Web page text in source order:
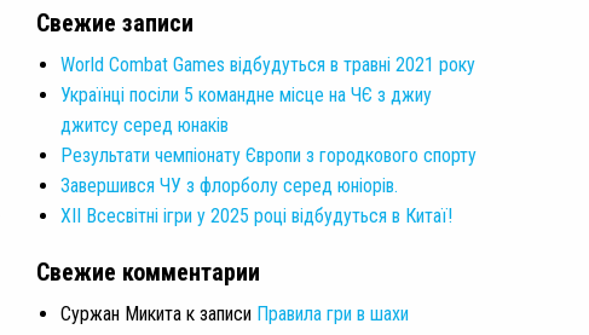
Свежие записи
World Combat Games відбудуться в травні 2021 року
Українці посіли 5 командне місце на ЧЄ з джиу
джитсу серед юнаків
Результати чемпіонату Європи з городкового спорту
Завершився ЧУ з флорболу серед юніорів.
XII Всесвітні ігри у 2025 році відбудуться в Китаї!
Свежие комментарии
Суржан Микита к записи Правила гри в шахи